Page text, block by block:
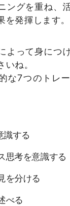
ングを重ね、
発揮します。
よって身につ
ね。
な7つのトレ
識する
思考を意識する
を分ける
べる